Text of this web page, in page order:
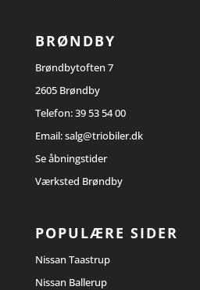
BRØNDBY
Brøndbytoften 7
2605 Brøndby
Telefon:39 53 54 00
Email:salg@triobiler.dk
Se åbningstider
Værksted Brøndby
POPULÆRE SIDER
Nissan Taastrup
Nissan Ballerup